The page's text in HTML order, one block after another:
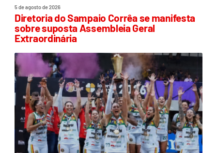
5 de agosto de 2026
Diretoria do Sampaio Corrêa se manifesta
sobre suposta Assembleia Geral
Extraordinária